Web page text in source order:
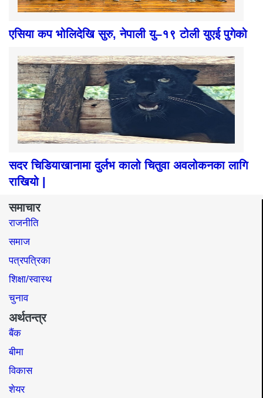
एसिया कप भोलिदेखि सुरु, नेपाली यु–१९ टोली युएई पुगेको
सदर चिडियाखानामा दुर्लभ कालो चितुवा अवलोकनका लागि
राखियो |
समाचार
राजनीति
समाज​
पत्रपत्रिका
शिक्षा/स्वास्थ
चुनाव
अर्थतन्त्र
बैंक
बीमा
विकास
शेयर